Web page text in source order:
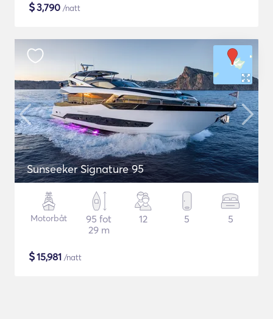
$3,790 /natt
Sunseeker Signature 95
Motorbåt
95 fot
29 m
12 5 5
$15,981 /natt